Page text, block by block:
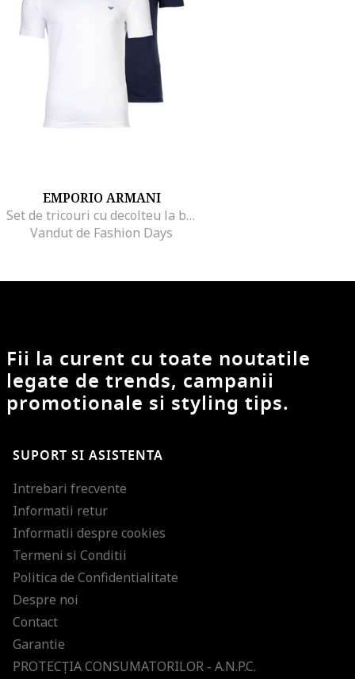
EMPORIO ARMANI
Set de tricouri cu decolteu la baza gatului - 2 piese, Alb/Albastru
Vandut de Fashion Days
Fii la curent cu toate noutatile
legate de trends, campanii
promotionale si styling tips.
SUPORT SI ASISTENTA
Intrebari frecvente
Informatii retur
Informatii despre cookies
Termeni si Conditii
Politica de Confidentialitate
Despre noi
Contact
Garantie
PROTECŢIA CONSUMATORILOR - A.N.P.C.